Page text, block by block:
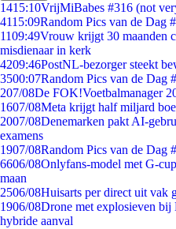
1415:10VrijMiBabes #316 (not
4115:09Random Pics van de Dag
1109:49Vrouw krijgt 30 maanden
misdienaar in kerk
4209:46PostNL-bezorger steekt
3500:07Random Pics van de Dag
207/08De FOK!Voetbalmanager
1607/08Meta krijgt half miljard
2007/08Denemarken pakt AI-
examens
1907/08Random Pics van de Dag
6606/08Onlyfans-model met G-
maan
2506/08Huisarts per direct uit vak
1906/08Drone met explosieven
hybride aanval